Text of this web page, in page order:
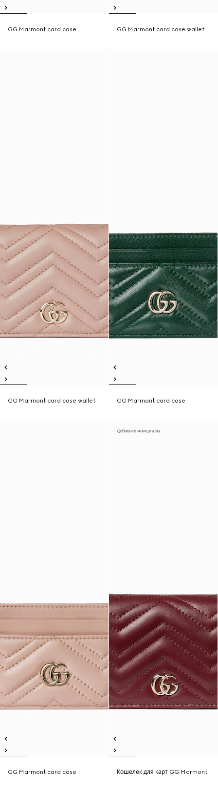
GG Marmont card case GG Marmont card case wallet
GG Marmont card case wallet GG Marmont card case
GG Marmont card case
Добавьте инициалы
Кошелек для карт GG Marmont